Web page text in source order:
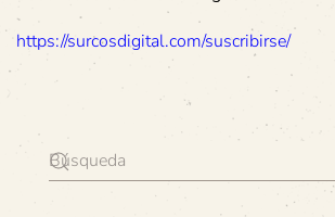
https://surcosdigital.com/suscribirse/